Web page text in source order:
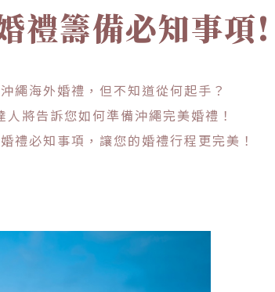
禮籌備必知事項!
繩海外婚禮，但不知道從何起手？
人將告訴您如何準備沖繩完美婚禮！
禮必知事項，讓您的婚禮行程更完美！